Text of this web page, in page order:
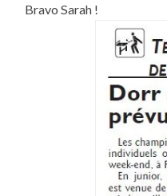
Bravo Sarah !